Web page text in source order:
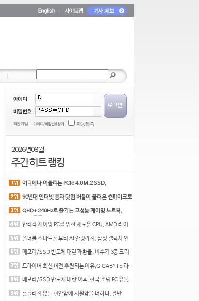
2026년 08월
주간 히트 랭킹
어디에나 어울리는 PCIe 4.0 M.2 SSD,
90년대 인터넷 붐과 닷컴 버블이 불러온 썬마이크로
QHD+ 240Hz로 즐기는 고성능 게이밍 노트북,
합리적 게이밍 PC를 위한 새로운 CPU, AMD 라이
폴더블 스마트폰 부터 AI 안경까지, 삼성 갤럭시 언
메모리/SSD 반도체 대란과 환율, 비수기 3중 크리
드라이버 최신 버전 추천되는 이유,GIGABYTE 라
메모리/SSD 반도체 대란 이후, 한국 조립 PC 유통
흔들리지 않는 편안함에 시원함을 더하다, 잘만